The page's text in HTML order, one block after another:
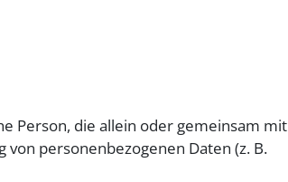
Person, die allein oder gemeinsam mit
personenbezogenen Daten (z. B.